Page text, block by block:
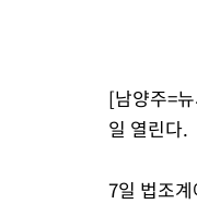
[남양주=
일 열린다.
7일 법조